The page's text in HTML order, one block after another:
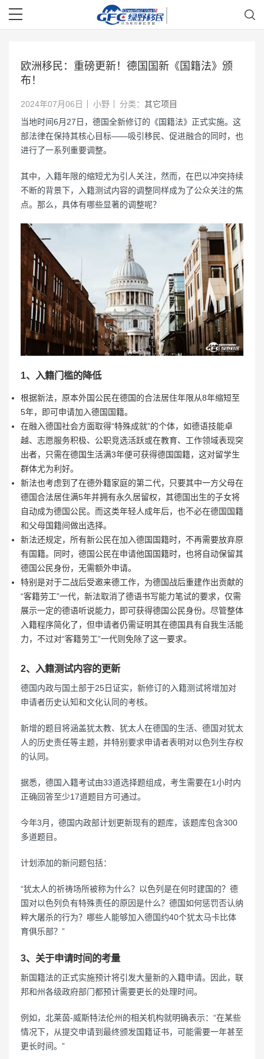
欧洲移民：重磅更新！德国国新《国籍法》颁
布！
2024年07月06日 小野 分类： 其它项目
当地时间6月27日，德国全新修订的《国籍法》正式实施。这
部法律在保持其核心目标——吸引移民、促进融合的同时，也
进行了一系列重要调整。
其中，入籍年限的缩短尤为引人关注，然而，在巴以冲突持续
不断的背景下，入籍测试内容的调整同样成为了公众关注的焦
点。那么，具体有哪些显著的调整呢？
1、入籍门槛的降低
根据新法，原本外国公民在德国的合法居住年限从8年缩短至
5年，即可申请加入德国国籍。
在融入德国社会方面取得“特殊成就”的个体，如德语技能卓
越、志愿服务积极、公职竞选活跃或在教育、工作领域表现突
出者，只需在德国生活满3年便可获得德国国籍，这对留学生
群体尤为利好。
新法也考虑到了在德外籍家庭的第二代，只要其中一方父母在
德国合法居住满5年并拥有永久居留权，其德国出生的子女将
自动成为德国公民。而这类年轻人成年后，也不必在德国国籍
和父母国籍间做出选择。
新法还规定，所有新公民在加入德国国籍时，不再需要放弃原
有国籍。同时，德国公民在申请他国国籍时，也将自动保留其
德国公民身份，无需额外申请。
特别是对于二战后受邀来德工作，为德国战后重建作出贡献的
“客籍劳工”一代，新法取消了德语书写能力笔试的要求，仅需
展示一定的德语听说能力，即可获得德国公民身份。尽管整体
入籍程序简化了，但申请者仍需证明其在德国具有自我生活能
力，不过对“客籍劳工”一代则免除了这一要求。
2、入籍测试内容的更新
德国内政与国土部于25日证实，新修订的入籍测试将增加对
申请者历史认知和文化认同的考核。
新增的题目将涵盖犹太教、犹太人在德国的生活、德国对犹太
人的历史责任等主题，并特别要求申请者表明对以色列生存权
的认同。
据悉，德国入籍考试由33道选择题组成，考生需要在1小时内
正确回答至少17道题目方可通过。
今年3月，德国内政部计划更新现有的题库，该题库包含300
多道题目。
计划添加的新问题包括：
“犹太人的祈祷场所被称为什么？以色列是在何时建国的？德
国对以色列负有特殊责任的原因是什么？德国如何惩罚否认纳
粹大屠杀的行为？哪些人能够加入德国约40个犹太马卡比体
育俱乐部？”
3、关于申请时间的考量
新国籍法的正式实施预计将引发大量新的入籍申请。因此，联
邦和州各级政府部门都预计需要更长的处理时间。
例如，北莱茵-威斯特法伦州的相关机构就明确表示：“在某些
情况下，从提交申请到最终颁发国籍证书，可能需要一年甚至
更长时间。”